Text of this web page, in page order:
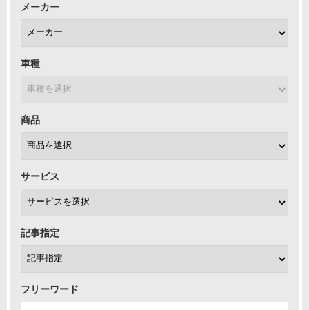
メーカー
車種
商品
サービス
記事指定
フリーワード